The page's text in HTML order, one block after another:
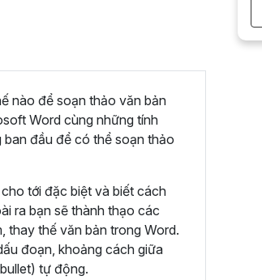
nào để soạn thảo văn bản
Word cùng những tính
ban đầu để có thể soạn thảo
tới đặc biệt và biết cách
ra bạn sẽ thành thạo các
thay thế văn bản trong Word.
đoạn, khoảng cách giữa
tự động.